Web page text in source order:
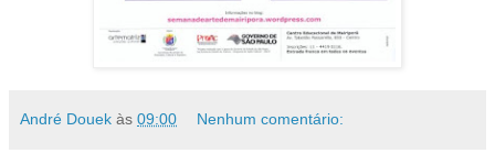
André Douek às 09:00 Nenhum comentário: